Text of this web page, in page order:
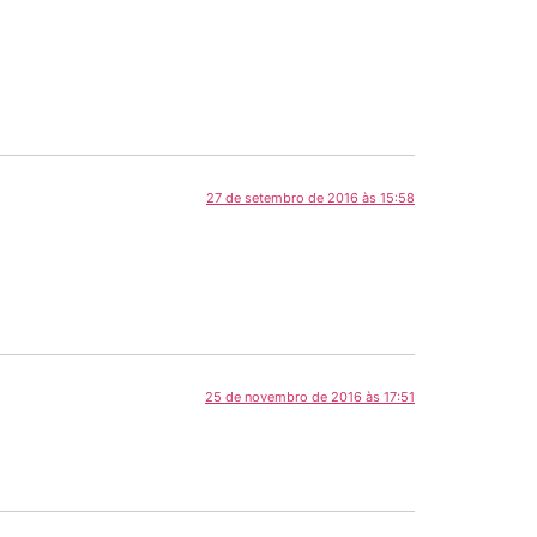
27 de setembro de 2016 às 15:58
25 de novembro de 2016 às 17:51